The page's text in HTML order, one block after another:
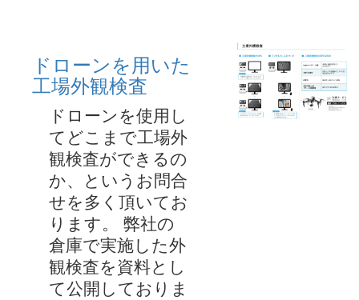
ドローンを用いた
工場外観検査
ドローンを使用し
てどこまで工場外
観検査ができるの
か、というお問合
せを多く頂いてお
ります。 弊社の
倉庫で実施した外
観検査を資料とし
て公開しておりま